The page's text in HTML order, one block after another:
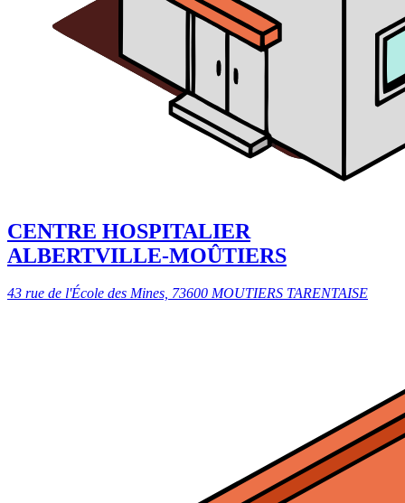
CENTRE HOSPITALIER
ALBERTVILLE-MOÛTIERS
43 rue de l'École des Mines, 73600 MOUTIERS TARENTAISE